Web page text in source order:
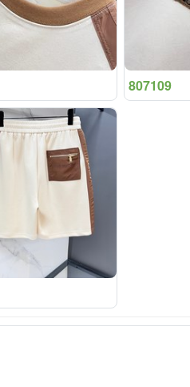
807109